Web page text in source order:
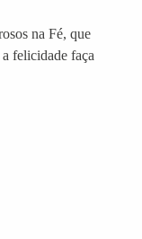
na Fé, que
felicidade faça